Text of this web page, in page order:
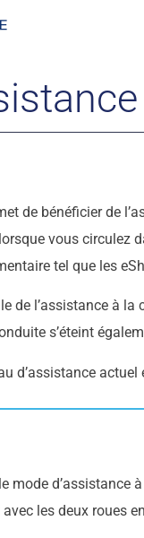
de bénéficier de
vous circulez
tel que les
de l’assistance à la
s’éteint
d’assistance
mode
les deux roues